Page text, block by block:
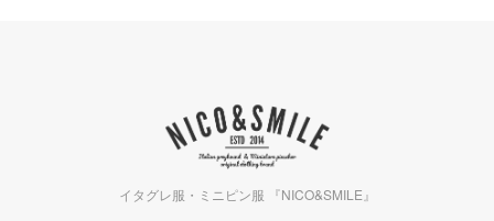
イタグレ服・ミニピン服 『NICO&SMILE』